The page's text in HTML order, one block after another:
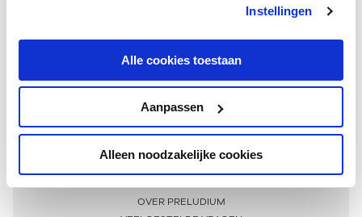
Instellingen
Alle cookies toestaan
Aanpassen
Alleen noodzakelijke cookies
Meer informatie
OVER PRELUDIUM